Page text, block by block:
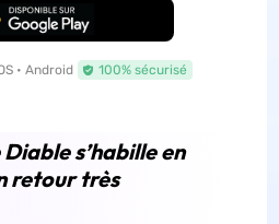
• Android 100% sécurisé
Diable s’habille en
retour très